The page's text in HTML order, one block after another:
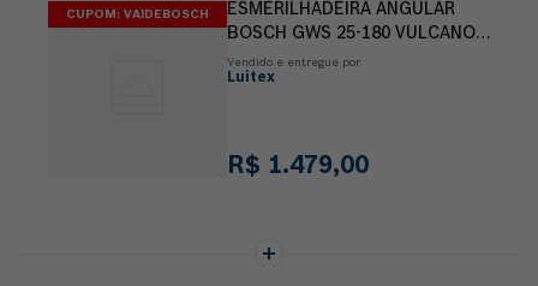
CUPOM: VAIDEBOSCH
ESMERILHADEIRA ANGULAR
BOSCH GWS 25-180 VULCANO
2500W 220V
Vendido e entregue por
Luitex
R$ 1.479,00